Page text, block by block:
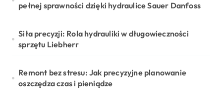
pełnej sprawności dzięki hydraulice Sauer Danfoss
Siła precyzji: Rola hydrauliki w długowieczności
sprzętu Liebherr
Remont bez stresu: Jak precyzyjne planowanie
oszczędza czas i pieniądze